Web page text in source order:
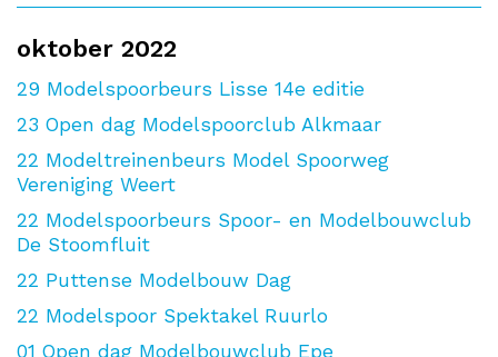
oktober 2022
29 Modelspoorbeurs Lisse 14e editie
23 Open dag Modelspoorclub Alkmaar
22 Modeltreinenbeurs Model Spoorweg
Vereniging Weert
22 Modelspoorbeurs Spoor- en Modelbouwclub
De Stoomfluit
22 Puttense Modelbouw Dag
22 Modelspoor Spektakel Ruurlo
01 Open dag Modelbouwclub Epe